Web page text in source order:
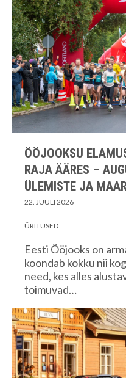
ÖÖJOOKSU
RAJA ÄÄRES –
ÜLEMISTE JA
22. JUULI 2026
ÜRITUSED
Eesti Ööjooks on
koondab kokku nii
need, kes alles
toimuvad…